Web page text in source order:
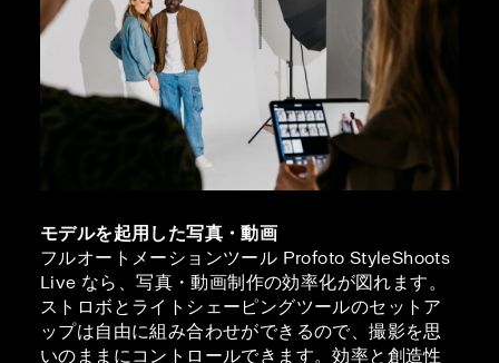
モデルを起用した写真・動画
フルオートメーションツール Profoto StyleShoots
Live なら、写真・動画制作の効率化が図れます。
ストロボとライトシェーピングツールのセットア
ップは自由に組み合わせができるので、撮影を思
いのままにコントロールできます。効率と創造性